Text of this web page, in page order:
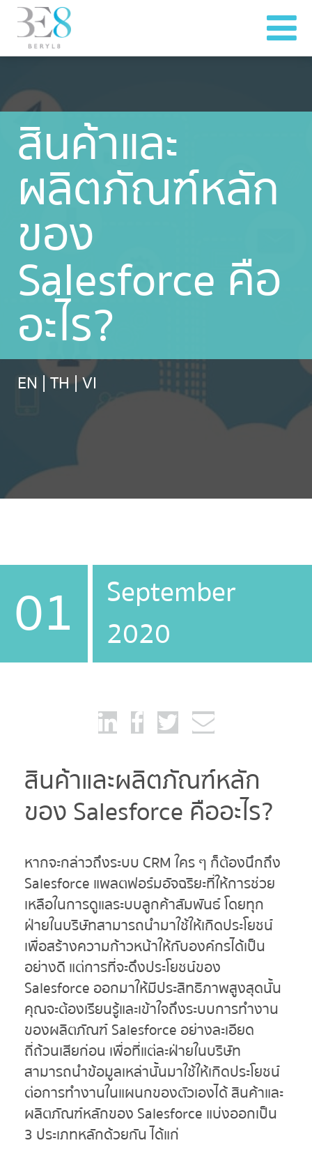
สินค้าและ
ผลิตภัณฑ์หลัก
ของ
Salesforce คือ
อะไร?
EN |TH|VI
01
September
2020
สินค้าและผลิตภัณฑ์หลัก
ของ Salesforce คืออะไร?
หากจะกล่าวถึงระบบ CRM ใคร ๆ ก็ต้องนึกถึง
Salesforce แพลตฟอร์มอัจฉริยะที่ให้การช่วย
เหลือในการดูแลระบบลูกค้าสัมพันธ์ โดยทุก
ฝ่ายในบริษัทสามารถนำมาใช้ให้เกิดประโยชน์
เพื่อสร้างความก้าวหน้าให้กับองค์กรได้เป็น
อย่างดี แต่การที่จะดึงประโยชน์ของ
Salesforce ออกมาให้มีประสิทธิภาพสูงสุดนั้น
คุณจะต้องเรียนรู้และเข้าใจถึงระบบการทำงาน
ของผลิตภัณฑ์ Salesforce อย่างละเอียด
ถี่ถ้วนเสียก่อน เพื่อที่แต่ละฝ่ายในบริษัท
สามารถนำข้อมูลเหล่านั้นมาใช้ให้เกิดประโยชน์
ต่อการทำงานในแผนกของตัวเองได้ สินค้าและ
ผลิตภัณฑ์หลักของ Salesforce แบ่งออกเป็น
3 ประเภทหลักด้วยกัน ได้แก่